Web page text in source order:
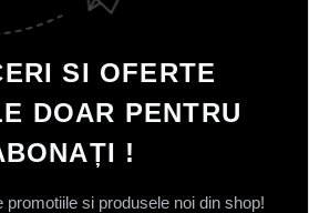
SI OFERTE
DOAR PENTRU
!
promotiile si produsele noi din shop!